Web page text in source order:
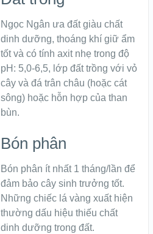
Ngọc Ngân ưa đất giàu chất
dinh dưỡng, thoáng khí giữ ẩm
tốt và có tính axit nhẹ trong độ
pH: 5,0-6,5, lớp đất trồng với vỏ
cây và đá trân châu (hoặc cát
sông) hoặc hỗn hợp của than
bùn.
Bón phân
Bón phân ít nhất 1 tháng/lần để
đảm bảo cây sinh trưởng tốt.
Những chiếc lá vàng xuất hiện
thường dấu hiệu thiếu chất
dinh dưỡng trong đất.